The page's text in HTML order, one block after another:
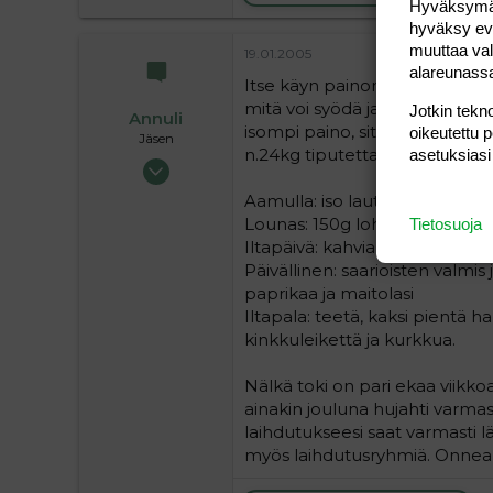
Annuli
Jäsen
20.04.2004
19.01.2005
Itse käyn painonvartijoissa ja
mitä voi syödä ja laihtuu,
isompi paino, sitä enemmän
n.24kg tiputettavaa ja
Aamulla: iso lautasellinen
Lounas: 150g lohikiusausta,
Iltapäivä: kahvia, 80g
Päivällinen: saarioisten
paprikaa ja maitolasi
Iltapala: teetä, kaksi pientä
kinkkuleikettä ja kurkkua.
Nälkä toki on pari ekaa
ainakin jouluna hujahti
laihdutukseesi saat varmasti
myös laihdutusryhmiä.
hyväksy
muuttaa
Jotkin
oikeutettu
Tietosuoja